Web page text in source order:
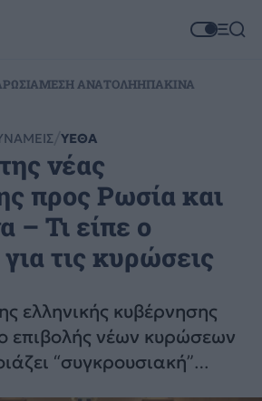
ΡΩΣΙΑΜΕΣΗ ΑΝΑΤΟΛΗΗΠΑΚΙΝΑ
ΥΕΘΑ
νέας
προς Ρωσία και
– Τι είπε ο
τις κυρώσεις
ελληνικής κυβέρνησης
επιβολής νέων κυρώσεων
“συγκρουσιακή”
Ένωσης.